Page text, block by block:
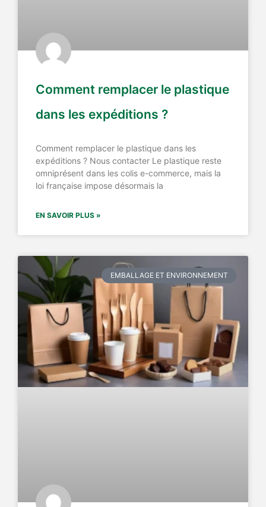
Comment remplacer le plastique
dans les expéditions ?
Comment remplacer le plastique dans les
expéditions ? Nous contacter Le plastique reste
omniprésent dans les colis e-commerce, mais la
loi française impose désormais la
EN SAVOIR PLUS »
EMBALLAGE ET ENVIRONNEMENT